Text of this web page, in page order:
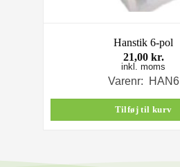
Hanstik 6-pol
21,00 kr.
inkl. moms
Varenr: HAN6
Tilføj til kurv